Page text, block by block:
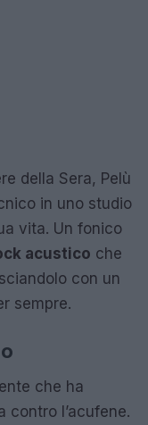
della Sera, Pelù
in uno studio
vita. Un fonico
acustico che
con un
sempre.
che ha
contro l’acufene.